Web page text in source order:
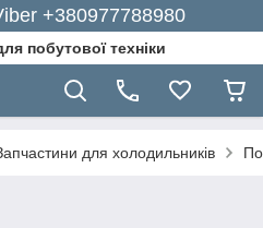
+380977788980
побутової техніки
для холодильників